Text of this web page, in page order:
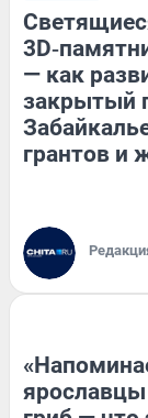
— как
закрытый
грантов и